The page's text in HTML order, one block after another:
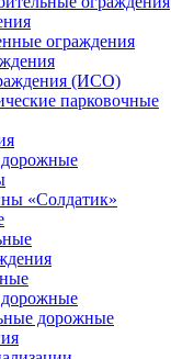
ограждения
(ИСО)
парковочные
«Солдатик»
дорожные